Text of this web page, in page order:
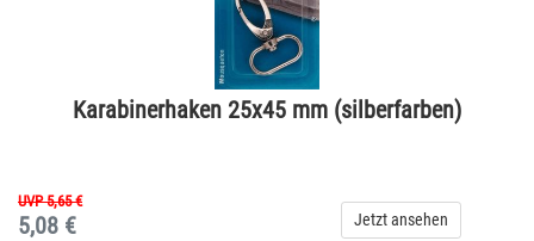
Karabinerhaken 25x45 mm (silberfarben)
UVP 5,65 €
5,08 € Jetzt ansehen